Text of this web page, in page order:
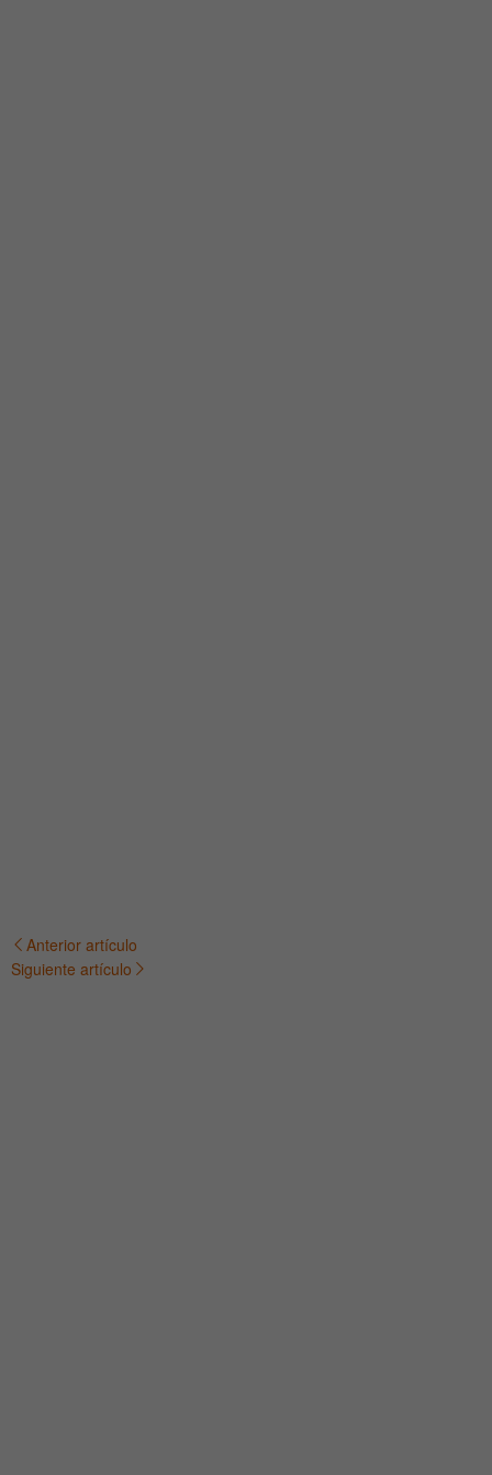
Navegación
Anterior artículo
Siguiente artículo